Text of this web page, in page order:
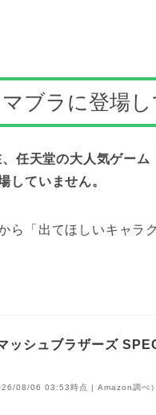
ブラに登場し
任天堂の大人気ゲー
していません。
ら「出てほしいキャラ
ッシュブラザーズ
08/06 03:53時点 | Amazon調べ）